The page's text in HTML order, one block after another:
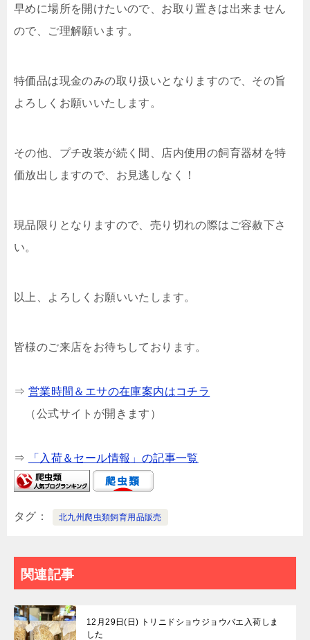
早めに場所を開けたいので、お取り置きは出来ません
ので、ご理解願います。
特価品は現金のみの取り扱いとなりますので、その旨
よろしくお願いいたします。
その他、プチ改装が続く間、店内使用の飼育器材を特
価放出しますので、お見逃しなく！
現品限りとなりますので、売り切れの際はご容赦下さ
い。
以上、よろしくお願いいたします。
皆様のご来店をお待ちしております。
⇒ 営業時間＆エサの在庫案内はコチラ
（公式サイトが開きます）
⇒ 「入荷＆セール情報」の記事一覧
タグ 北九州爬虫類飼育用品販売
関連記事
12月29日(日) トリニドショウジョウバエ入荷しま
した